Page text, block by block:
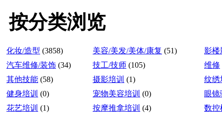
按分类浏览
化妆/造型 (3858) 美容/美发/美体/康复 (51)
影楼
汽车维修/装饰 (34) 技工/技师 (105)
维修
其他技能 (58) 摄影培训 (1)
纹绣
健身培训 (0) 宠物美容培训 (0)
眼
花艺培训 (1) 按摩推拿培训 (4) 数控